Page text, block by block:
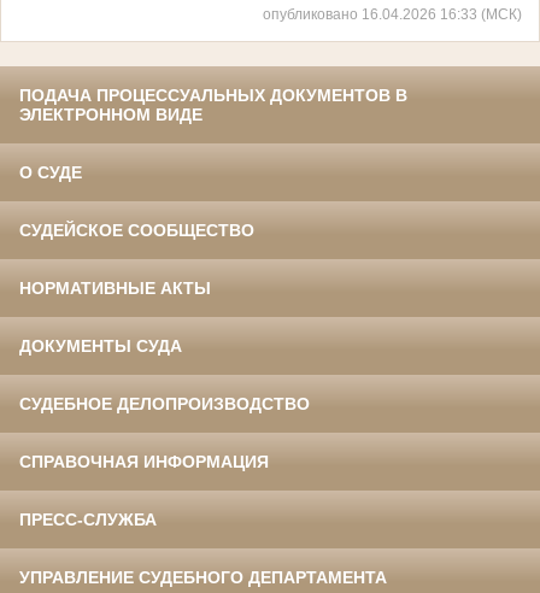
опубликовано 16.04.2026 16:33 (МСК)
ПОДАЧА ПРОЦЕССУАЛЬНЫХ ДОКУМЕНТОВ В
ЭЛЕКТРОННОМ ВИДЕ
О СУДЕ
СУДЕЙСКОЕ СООБЩЕСТВО
НОРМАТИВНЫЕ АКТЫ
ДОКУМЕНТЫ СУДА
СУДЕБНОЕ ДЕЛОПРОИЗВОДСТВО
СПРАВОЧНАЯ ИНФОРМАЦИЯ
ПРЕСС-СЛУЖБА
УПРАВЛЕНИЕ СУДЕБНОГО ДЕПАРТАМЕНТА